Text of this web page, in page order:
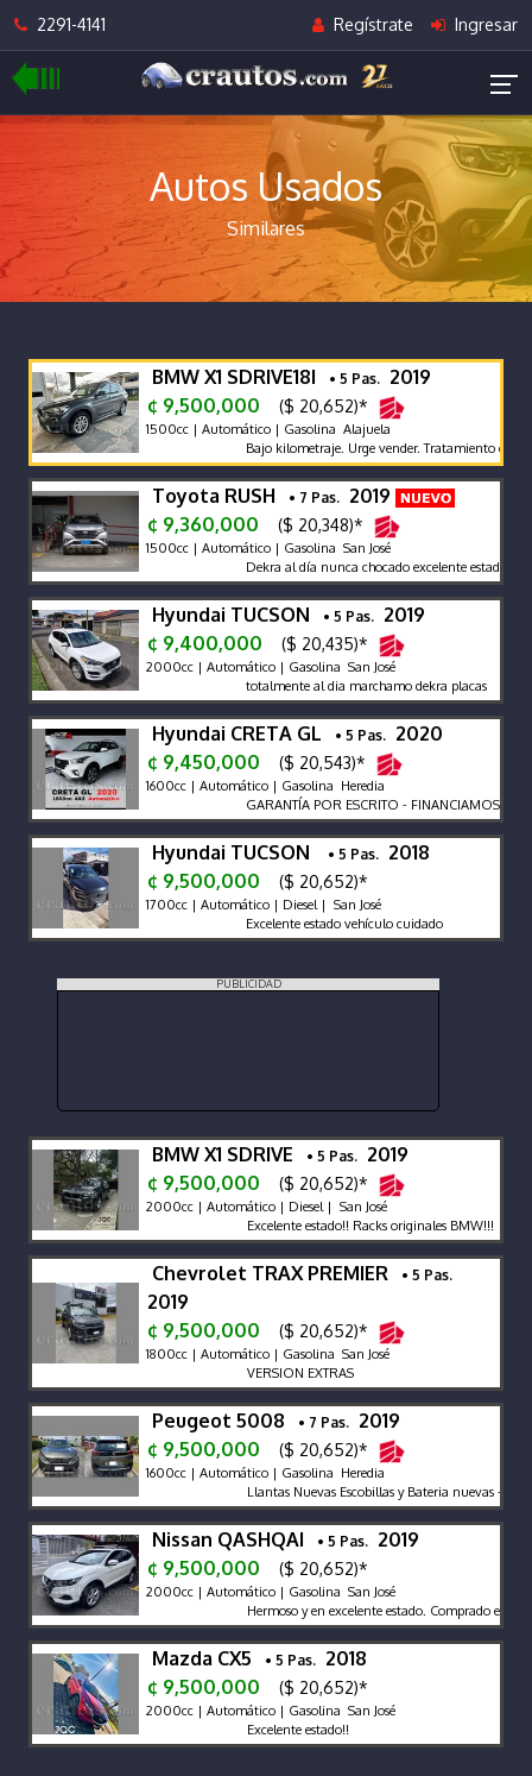
2291-4141 Regístrate Ingresar
Autos Usados
Similares
BMW X1 SDRIVE18I • 5 Pas. 2019
¢ 9,500,000
($ 20,652)*
1500cc | Automático | Gasolina Alajuela
Bajo kilometraje. Urge vender. Tratamiento
Toyota RUSH • 7 Pas. 2019
¢ 9,360,000
($ 20,348)*
1500cc | Automático | Gasolina San José
Dekra al día nunca chocado excelente estado
Hyundai TUCSON • 5 Pas. 2019
¢ 9,400,000
($ 20,435)*
2000cc | Automático | Gasolina San José
totalmente al dia marchamo dekra placas
Hyundai CRETA GL • 5 Pas. 2020
¢ 9,450,000
($ 20,543)*
1600cc | Automático | Gasolina Heredia
GARANTÍA POR ESCRITO - FINANCIAMOS -
Hyundai TUCSON • 5 Pas. 2018
¢ 9,500,000
($ 20,652)*
1700cc | Automático | Diesel | San José
Excelente estado vehículo cuidado
PUBLICIDAD
BMW X1 SDRIVE • 5 Pas. 2019
¢ 9,500,000
($ 20,652)*
2000cc | Automático | Diesel | San José
Excelente estado!! Racks originales BMW!!!
Chevrolet TRAX PREMIER • 5 Pas.
2019
¢ 9,500,000
($ 20,652)*
1800cc | Automático | Gasolina San José
VERSION EXTRAS
Peugeot 5008 • 7 Pas. 2019
¢ 9,500,000
($ 20,652)*
1600cc | Automático | Gasolina Heredia
Llantas Nuevas Escobillas y Bateria nuevas -
Nissan QASHQAI • 5 Pas. 2019
¢ 9,500,000
($ 20,652)*
2000cc | Automático | Gasolina San José
Hermoso y en excelente estado. Comprado en
Mazda CX5 • 5 Pas. 2018
¢ 9,500,000
($ 20,652)*
2000cc | Automático | Gasolina San José
Excelente estado!!